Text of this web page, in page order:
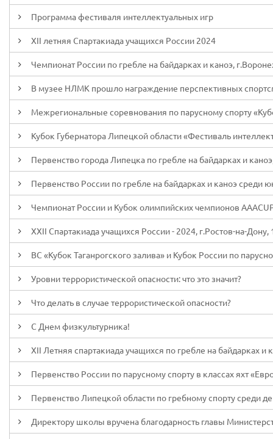
Программа фестиваля интеллектуальных игр
XII летняя Спартакиада учащихся России 2024
Чемпионат России по гребле на байдарках и каноэ,
В музее НЛМК прошло награждение перспективных
Межрегиональные соревнования по парусному спорту
Кубок Губернатора Липецкой области «Фестиваль
Первенство города Липецка по гребле на байдарках и
Первенство России по гребле на байдарках и каноэ среди
Чемпионат России и Кубок олимпийских чемпионов
XXII Спартакиада учащихся России - 2024, г.Ростов-на-Дону,
ВС «Кубок Таганрогского залива» и Кубок России по
Уровни террористической опасности: что это значит?
Что делать в случае террористической опасности?
С Днем физкультурника!
XII Летняя спартакиада учащихся по гребле на байдарках и
Первенство России по парусному спорту в классах яхт
Первенство Липецкой области по гребному спорту среди
Директору школы вручена благодарность главы